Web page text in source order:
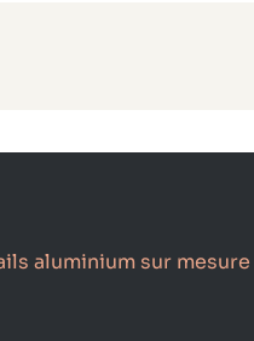
aluminium sur mesure